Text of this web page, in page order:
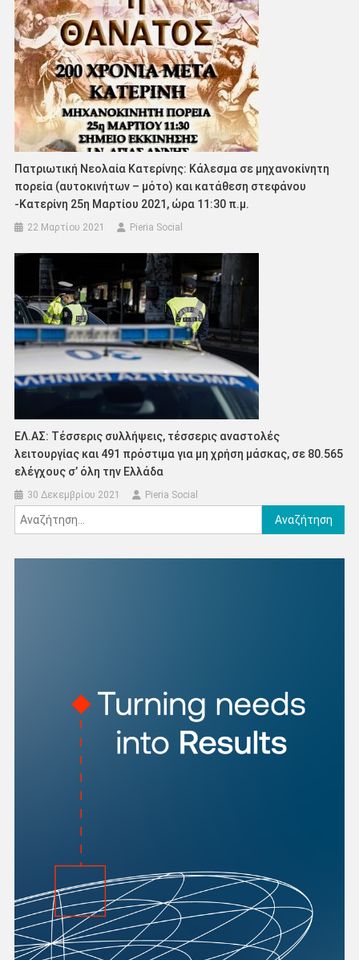
Πατριωτική Νεολαία Κατερίνης: Κάλεσμα σε μηχανοκίνητη
πορεία (αυτοκινήτων – μότο) και κατάθεση στεφάνου
-Κατερίνη 25η Μαρτίου 2021, ώρα 11:30 π.μ.
22 Μαρτίου 2021 Pieria Social
ΕΛ.ΑΣ: Τέσσερις συλλήψεις, τέσσερις αναστολές
λειτουργίας και 491 πρόστιμα για μη χρήση μάσκας, σε 80.565
ελέγχους σ’ όλη την Ελλάδα
30 Δεκεμβρίου 2021 Pieria Social
Αναζήτηση
για: